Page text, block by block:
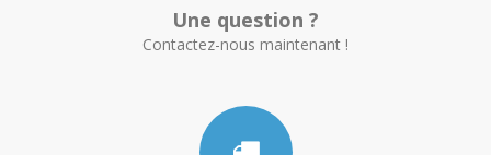
Une question ?
Contactez-nous maintenant !